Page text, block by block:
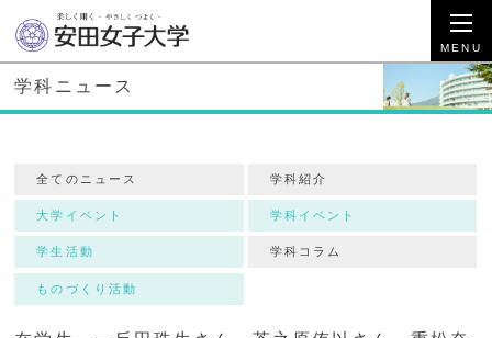
学科ニュース
全てのニュース 学科紹介
大学イベント 学科イベント
学生活動 学科コラム
ものづくり活動